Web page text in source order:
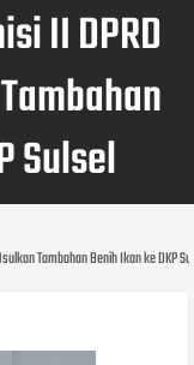
II DPRD
Sulsel
Tambahan Benih Ikan ke DKP